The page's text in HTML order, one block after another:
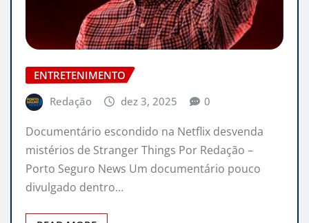
ENTRETENIMENTO
Redação
dez 3, 2025 0
Documentário escondido na Netflix desvenda
mistérios de Stranger Things Por Redação –
Porto Seguro News Um documentário pouco
divulgado dentro…